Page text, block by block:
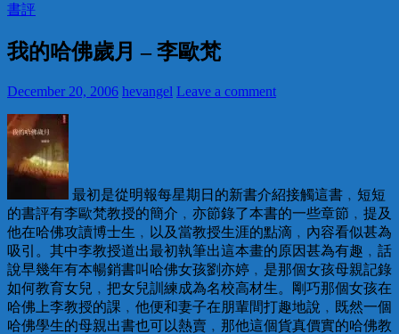
書評
我的哈佛歲月 – 李歐梵
December 20, 2006 hevangel Leave a comment
最初是從明報每星期日的新書介紹接觸這書﹐短短
的書評有李歐梵教授的簡介﹐亦節錄了本書的一些章節﹐提及
他在哈佛攻讀博士生﹐以及當教授生涯的點滴﹐內容看似甚為
吸引。其中李教授道出最初執筆出這本畫的原因甚為有趣﹐話
說早幾年有本暢銷書叫哈佛女孩劉亦婷﹐是那個女孩母親記錄
如何教育女兒﹐把女兒訓練成為名校高材生。剛巧那個女孩在
哈佛上李教授的課﹐他便和妻子在朋輩間打趣地說﹐既然一個
哈佛學生的母親出書也可以熱賣﹐那他這個貨真價實的哈佛教